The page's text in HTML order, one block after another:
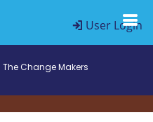
User Login
The Change Makers